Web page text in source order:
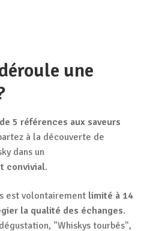
une
5 références aux saveurs
à la découverte de
dans un
convivial.
est volontairement limité à 14
la qualité des échanges.